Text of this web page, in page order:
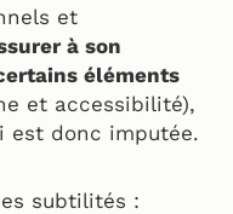
et
à son
éléments
et accessibilité),
est donc imputée.
subtilités :